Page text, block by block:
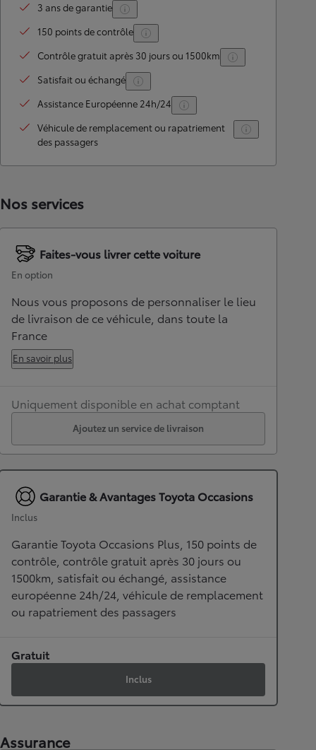
3 ans de garantie
150 points de contrôle
Contrôle gratuit après 30 jours ou 1500km
Satisfait ou échangé
Assistance Européenne 24h/24
Véhicule de remplacement ou rapatriement
des passagers
Nos services
Faites-vous livrer cette voiture
En option
Nous vous proposons de personnaliser le lieu
de livraison de ce véhicule, dans toute la
France
En savoir plus
Uniquement disponible en achat comptant
Ajoutez un service de livraison
Garantie & Avantages Toyota Occasions
Inclus
Garantie Toyota Occasions Plus, 150 points de
contrôle, contrôle gratuit après 30 jours ou
1500km, satisfait ou échangé, assistance
européenne 24h/24, véhicule de remplacement
ou rapatriement des passagers
Gratuit
Inclus
Assurance